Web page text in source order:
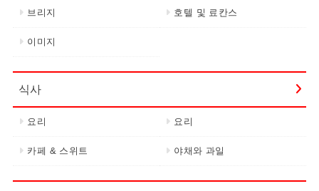
브리지 호텔 및 료칸스
이미지
식사
요리 요리
카페 & 스위트 야채와 과일